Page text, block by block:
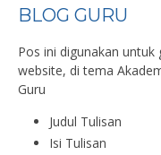
BLOG GURU
Pos ini digunakan
website, di tema
Guru
Judul Tulisan
Isi Tulisan